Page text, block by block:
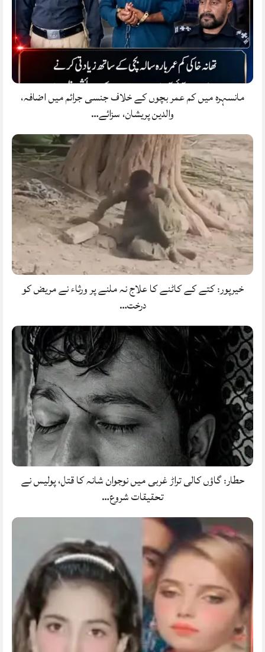
مانسہرہ میں کم عمر بچوں کے خلاف جنسی جرائم میں اضافہ،
والدین پریشان، سزائے…
خیرپور: کتے کے کاٹنے کا علاج نہ ملنے پر ورثاء نے مریض کو
درخت…
حطار: گاؤں کالی تراڑ غربی میں نوجوان شانہ کا قتل، پولیس نے
تحقیقات شروع…